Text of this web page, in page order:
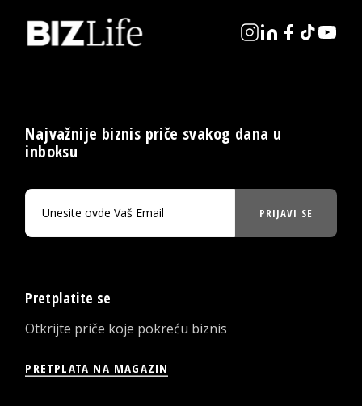
Najvažnije biznis priče svakog dana u
inboksu
PRIJAVI SE
Pretplatite se
Otkrijte priče koje pokreću biznis
PRETPLATA NA MAGAZIN